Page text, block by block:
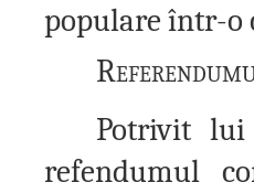
populare într-o
Potrivit lui
refendumul